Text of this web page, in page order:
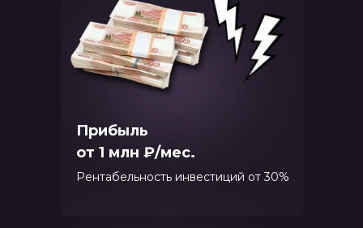
Прибыль
от 1 млн ₽/мес.
Рентабельность инвестиций от 30%